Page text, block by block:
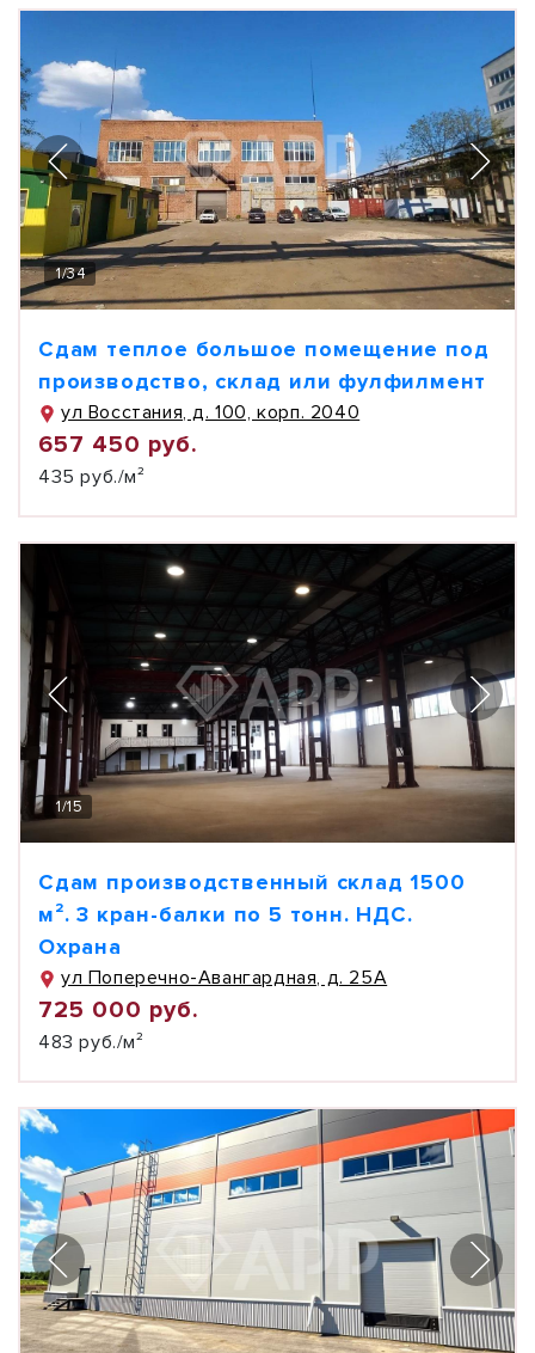
1/34
Сдам теплое большое помещение под
производство, склад или фулфилмент
ул Восстания, д. 100, корп. 2040
657 450 руб.
435 руб./м²
1/15
Сдам производственный склад 1500
м². 3 кран-балки по 5 тонн. НДС.
Охрана
ул Поперечно-Авангардная, д. 25А
725 000 руб.
483 руб./м²